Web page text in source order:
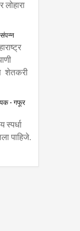
शेतकरी
- गफूर
स्पर्धा
पाहिजे.